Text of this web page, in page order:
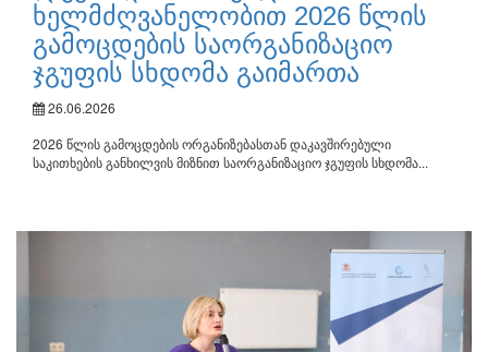
ხელმძღვანელობით 2026 წლის
გამოცდების საორგანიზაციო
ჯგუფის სხდომა გაიმართა
26.06.2026
2026 წლის გამოცდების ორგანიზებასთან დაკავშირებული
საკითხების განხილვის მიზნით საორგანიზაციო ჯგუფის სხდომა...